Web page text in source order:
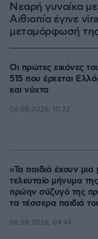
Νεαρή γυναίκα
Αιθιοπία έγινε
μεταμόρφωσή
Οι πρώτες εικόνες
515 που έρχεται
και νύχτα
06.08.2026, 10:22
«Τα παιδιά έχουν μια
τελευταίο μήνυμα
πρώην σύζυγό της
τα τέσσερα παιδιά
06.08.2026, 04:44